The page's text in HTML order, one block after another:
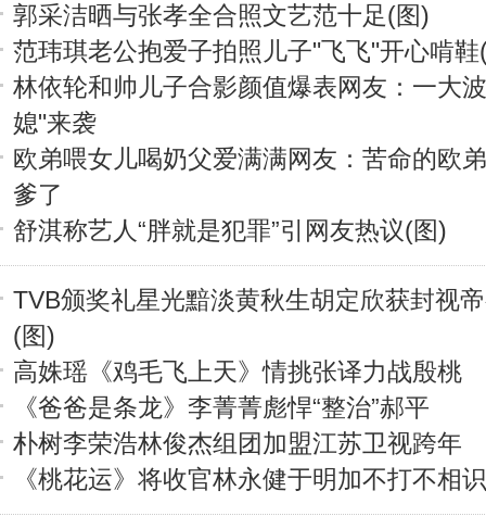
郭采洁晒与张孝全合照文艺范十足(图)
范玮琪老公抱爱子拍照儿子"飞飞"开心啃鞋
林依轮和帅儿子合影颜值爆表网友：一大
媳"来袭
欧弟喂女儿喝奶父爱满满网友：苦命的欧
爹了
舒淇称艺人“胖就是犯罪”引网友热议(图)
TVB颁奖礼星光黯淡黄秋生胡定欣获封视
(图)
高姝瑶《鸡毛飞上天》情挑张译力战殷桃
《爸爸是条龙》李菁菁彪悍“整治”郝平
朴树李荣浩林俊杰组团加盟江苏卫视跨年
《桃花运》将收官林永健于明加不打不相识